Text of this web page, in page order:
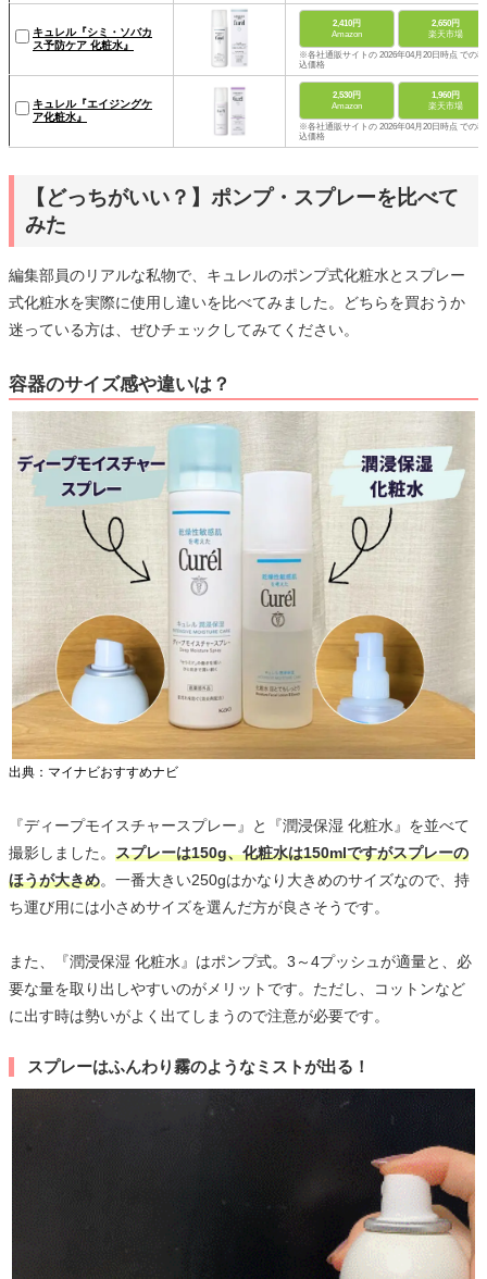
キュレル『シミ・ソバカ
ス予防ケア 化粧水』
2,410円
Amazon
2,650円
楽天市場
※各社通販サイトの 2026年04月20日時点 での税
込価格
キュレル『エイジングケ
ア化粧水』
2,530円
Amazon
1,960円
楽天市場
※各社通販サイトの 2026年04月20日時点 での税
込価格
【どっちがいい？】ポンプ・スプレーを比べて
みた
編集部員のリアルな私物で、キュレルのポンプ式化粧水とスプレー
式化粧水を実際に使用し違いを比べてみました。どちらを買おうか
迷っている方は、ぜひチェックしてみてください。
容器のサイズ感や違いは？
出典：マイナビおすすめナビ
『ディープモイスチャースプレー』と『潤浸保湿 化粧水』を並べて
撮影しました。 スプレーは150g、化粧水は150mlですがスプレーの
ほうが大きめ。一番大きい250gはかなり大きめのサイズなので、持
ち運び用には小さめサイズを選んだ方が良さそうです。
また、『潤浸保湿 化粧水』はポンプ式。3～4プッシュが適量と、必
要な量を取り出しやすいのがメリットです。ただし、コットンなど
に出す時は勢いがよく出てしまうので注意が必要です。
スプレーはふんわり霧のようなミストが出る！